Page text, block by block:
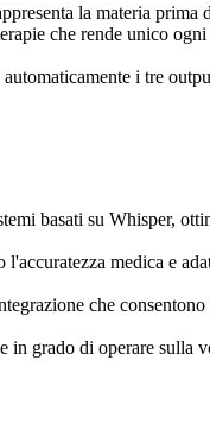
la materia prima
che rende unico ogni
i tre
basati su Whisper,
medica e
che
grado di operare sulla